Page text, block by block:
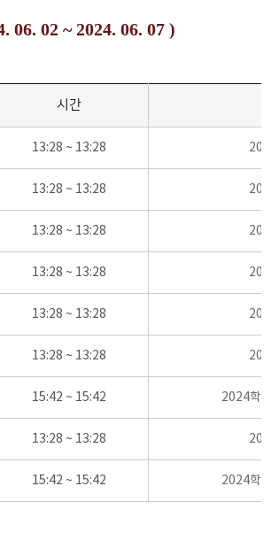
06. 02 ~ 2024. 06. 07 )
시간
13:28 ~ 13:28
13:28 ~ 13:28
13:28 ~ 13:28
13:28 ~ 13:28
13:28 ~ 13:28
13:28 ~ 13:28
15:42 ~ 15:42 2024학
13:28 ~ 13:28
15:42 ~ 15:42 2024학